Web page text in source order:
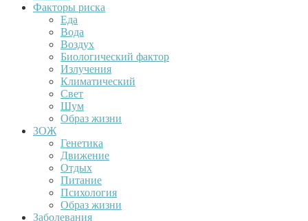
Факторы риска
Еда
Вода
Воздух
Биологический фактор
Излучения
Климатический
Свет
Шум
Образ жизни
ЗОЖ
Генетика
Движение
Отдых
Питание
Психология
Образ жизни
Заболевания